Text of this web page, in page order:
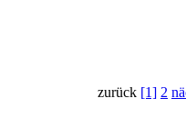
zurück [1] 2